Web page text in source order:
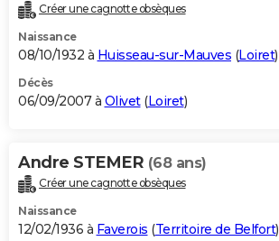
Créer une cagnotte obsèques
Naissance
08/10/1932 à Huisseau-sur-Mauves (Loiret)
Décès
06/09/2007 à Olivet(Loiret)
Andre STEMER (68 ans)
Créer une cagnotte obsèques
Naissance
12/02/1936 à Faverois (Territoire de Belfort)